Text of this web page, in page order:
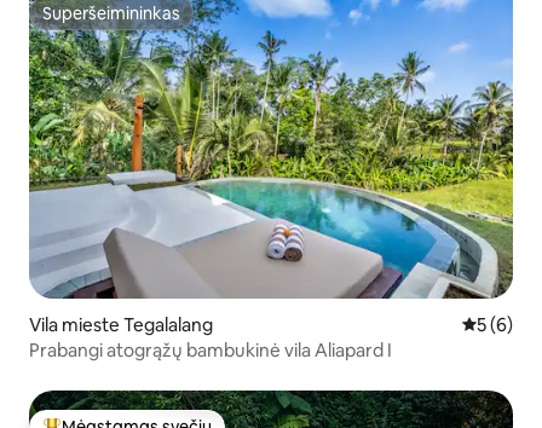
Superšeimininkas
Superšeimininkas
Vila mieste Tegalalang Vidutinis
5 (6)
Prabangi atogrąžų bambukinė vila Aliapard I